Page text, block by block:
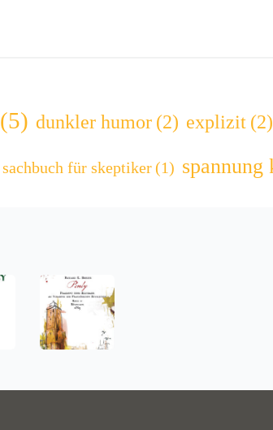
(5) dunkler humor (2) explizit (2)
sachbuch für skeptiker (1)